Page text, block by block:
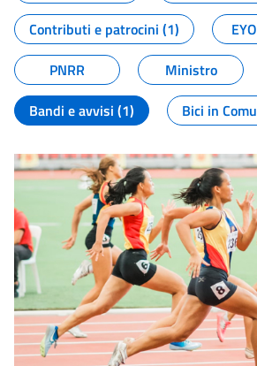
Contributi e patrocini (1)
PNRR
Ministro
Bandi e avvisi (1)
Bici in